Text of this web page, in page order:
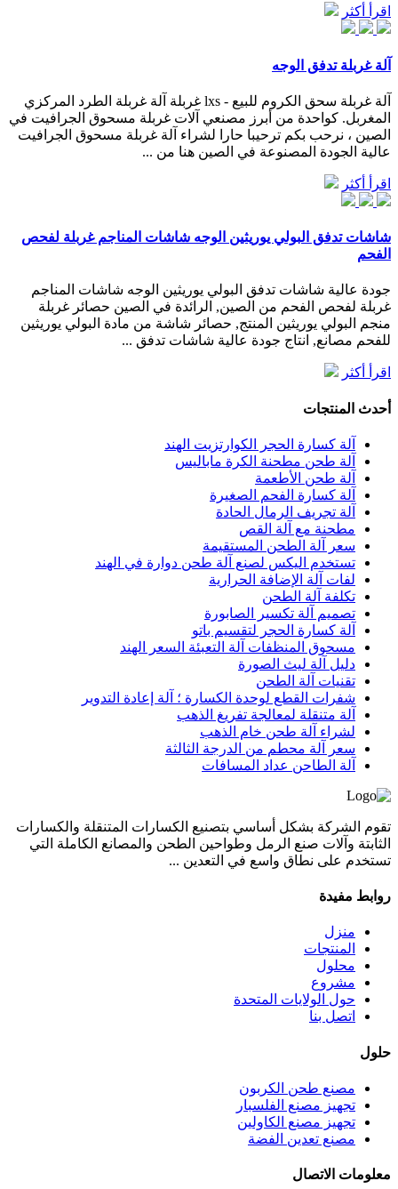
اقرأ أكثر
آلة غربلة تدفق الوجه
آلة غربلة سحق الكروم للبيع - lxs غربلة آلة غربلة الطرد المركزي
المغربل. كواحدة من أبرز مصنعي آلات غربلة مسحوق الجرافيت في
الصين ، نرحب بكم ترحيبا حارا لشراء آلة غربلة مسحوق الجرافيت
عالية الجودة المصنوعة في الصين هنا من ...
اقرأ أكثر
شاشات تدفق البولي يوريثين الوجه شاشات المناجم غربلة لفحص
الفحم
جودة عالية شاشات تدفق البولي يوريثين الوجه شاشات المناجم
غربلة لفحص الفحم من الصين, الرائدة في الصين حصائر غربلة
منجم البولي يوريثين المنتج, حصائر شاشة من مادة البولي يوريثين
للفحم مصانع, انتاج جودة عالية شاشات تدفق ...
اقرأ أكثر
أحدث المنتجات
آلة كسارة الحجر الكوارتزيت الهند
آلة طحن مطحنة الكرة ماباليس
آلة طحن الأطعمة
آلة كسارة الفحم الصغيرة
آلة تجريف الرمال الحادة
مطحنة مع آلة القص
سعر آلة الطحن المستقيمة
تستخدم اليكس لصنع آلة طحن دوارة في الهند
لفات آلة الإضافة الحرارية
تكلفة آلة الطحن
تصميم آلة تكسير الصابورة
آلة كسارة الحجر لتقسيم باتو
مسحوق المنظفات آلة التعبئة السعر الهند
دليل آلة ليث الصورة
تقنيات آلة الطحن
شفرات القطع لوحدة الكسارة ؛ آلة إعادة التدوير
آلة متنقلة لمعالجة تفريغ الذهب
لشراء آلة طحن خام الذهب
سعر آلة محطم من الدرجة الثالثة
آلة الطاحن عداد المسافات
تقوم الشركة بشكل أساسي بتصنيع الكسارات المتنقلة والكسارات
الثابتة وآلات صنع الرمل وطواحين الطحن والمصانع الكاملة التي
تستخدم على نطاق واسع في التعدين ...
روابط مفيدة
منزل
المنتجات
محلول
مشروع
حول الولايات المتحدة
اتصل بنا
حلول
مصنع طحن الكربون
تجهيز مصنع الفلسبار
تجهيز مصنع الكاولين
مصنع تعدين الفضة
معلومات الاتصال